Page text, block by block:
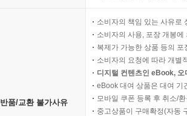
반품/교환 불가사유
소비자의 책임 있는 사유로
소비자의 사용, 포장 개봉
복제가 가능한 상품 등의
소비자의 요청에 따라 개별
디지털 컨텐츠인 eBook,
eBook 대여 상품은 대여 기
모바일 쿠폰 등록 후 취소/
중고상품이 구매확정(자동